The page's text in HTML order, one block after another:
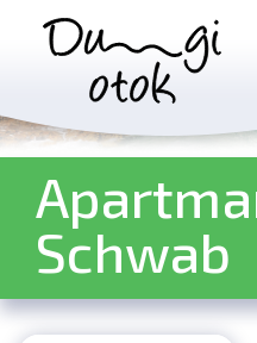
Salta al contenuto
Schwab